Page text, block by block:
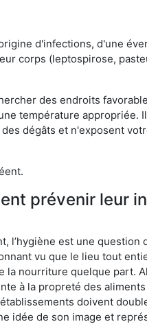
d'infections, d'une
corps (leptospirose,
des endroits
température appropriée.
dégâts et n'exposent
prévenir leur
l’hygiène est une question
vu que le lieu tout
la nourriture quelque part.
à la propreté des aliments
doivent
idée de son image et